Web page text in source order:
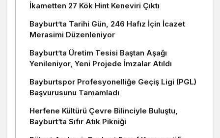
İkametten 27 Kök Hint Keneviri Çıktı
Bayburt’ta Tarihi Gün, 246 Hafız İçin İcazet
Merasimi Düzenleniyor
Bayburt’ta Üretim Tesisi Baştan Aşağı
Yenileniyor, Yeni Projede İmzalar Atıldı
Bayburtspor Profesyonelliğe Geçiş Ligi (PGL)
Başvurusunu Tamamladı
Herfene Kültürü Çevre Bilinciyle Buluştu,
Bayburt’ta Sıfır Atık Pikniği